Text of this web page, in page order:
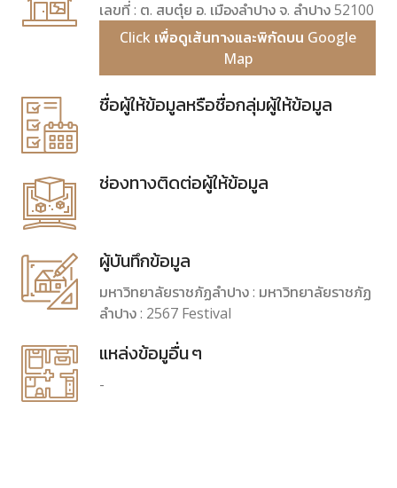
เลขที่ : ต. สบตุ๋ย อ. เมืองลำปาง จ. ลำปาง 52100
Click เพื่อดูเส้นทางและพิกัดบน Google
Map
ชื่อผู้ให้ข้อมูลหรือชื่อกลุ่มผู้ให้ข้อมูล
ช่องทางติดต่อผู้ให้ข้อมูล
ผู้บันทึกข้อมูล
มหาวิทยาลัยราชภัฏลำปาง : มหาวิทยาลัยราชภัฏ
ลำปาง : 2567 Festival
แหล่งข้อมูอื่น ๆ
-